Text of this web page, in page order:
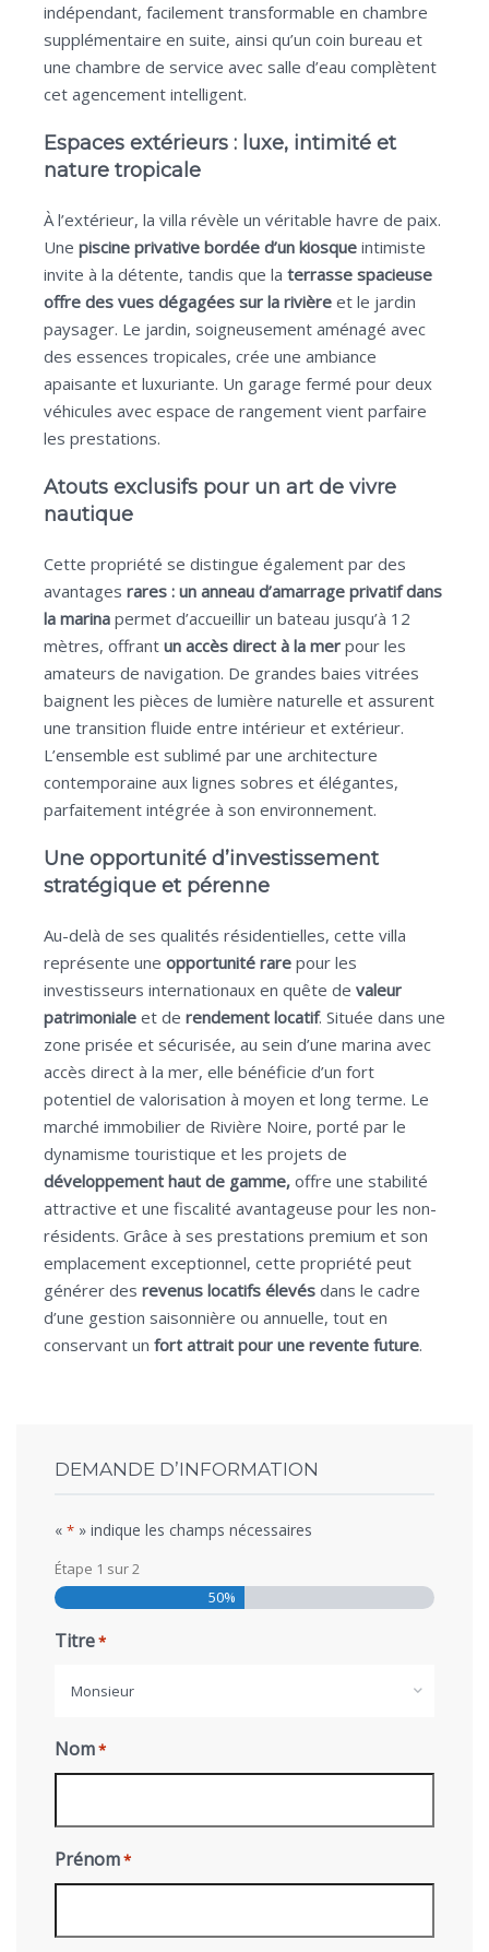
indépendant, facilement transformable en chambre
supplémentaire en suite, ainsi qu’un coin bureau et
une chambre de service avec salle d’eau complètent
cet agencement intelligent.
Espaces extérieurs : luxe, intimité et
nature tropicale
À l’extérieur, la villa révèle un véritable havre de paix.
Une piscine privative bordée d’un kiosque intimiste
invite à la détente, tandis que la terrasse spacieuse
offre des vues dégagées sur la rivière et le jardin
paysager. Le jardin, soigneusement aménagé avec
des essences tropicales, crée une ambiance
apaisante et luxuriante. Un garage fermé pour deux
véhicules avec espace de rangement vient parfaire
les prestations.
Atouts exclusifs pour un art de vivre
nautique
Cette propriété se distingue également par des
avantages rares : un anneau d’amarrage privatif dans
la marina permet d’accueillir un bateau jusqu’à 12
mètres, offrant un accès direct à la mer pour les
amateurs de navigation. De grandes baies vitrées
baignent les pièces de lumière naturelle et assurent
une transition fluide entre intérieur et extérieur.
L’ensemble est sublimé par une architecture
contemporaine aux lignes sobres et élégantes,
parfaitement intégrée à son environnement.
Une opportunité d’investissement
stratégique et pérenne
Au-delà de ses qualités résidentielles, cette villa
représente une opportunité rare pour les
investisseurs internationaux en quête de valeur
patrimoniale et de rendement locatif. Située dans une
zone prisée et sécurisée, au sein d’une marina avec
accès direct à la mer, elle bénéficie d’un fort
potentiel de valorisation à moyen et long terme. Le
marché immobilier de Rivière Noire, porté par le
dynamisme touristique et les projets de
développement haut de gamme, offre une stabilité
attractive et une fiscalité avantageuse pour les non-
résidents. Grâce à ses prestations premium et son
emplacement exceptionnel, cette propriété peut
générer des revenus locatifs élevés dans le cadre
d’une gestion saisonnière ou annuelle, tout en
conservant un fort attrait pour une revente future.
DEMANDE D’INFORMATION
« * » indique les champs nécessaires
Étape 1 sur2
50%
Titre*
Monsieur
Nom*
Prénom*